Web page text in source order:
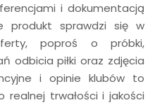
i dokumentacją
produkt sprawdzi się w
poproś o próbki,
odbicia piłki oraz zdjęcia
i opinie klubów to
realnej trwałości i jakości